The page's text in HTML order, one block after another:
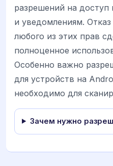
разрешений на доступ
и уведомлениям.
любого из этих прав
полноценное
Особенно важно
для устройств на
необходимо для
Зачем нужно